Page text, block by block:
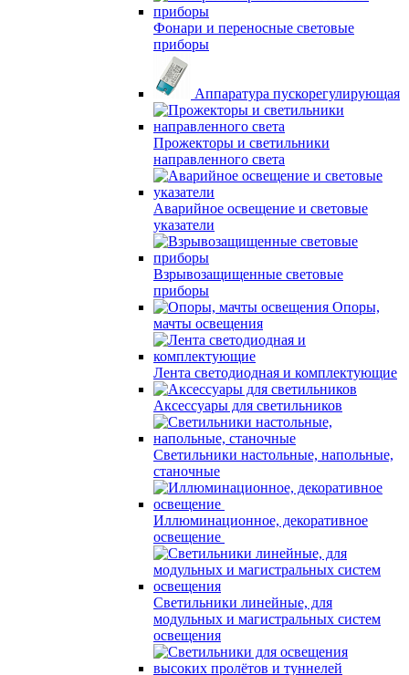
Фонари и переносные световые
приборы
Аппаратура пускорегулирующая
Прожекторы и светильники
направленного света
Аварийное освещение и световые
указатели
Взрывозащищенные световые
приборы
Опоры,
мачты освещения
Лента светодиодная и комплектующие
Аксессуары для светильников
Светильники настольные, напольные,
станочные
Иллюминационное, декоративное
освещение
Светильники линейные, для
модульных и магистральных систем
освещения